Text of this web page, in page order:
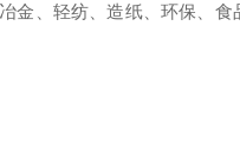
金、轻纺、造纸、环保、食